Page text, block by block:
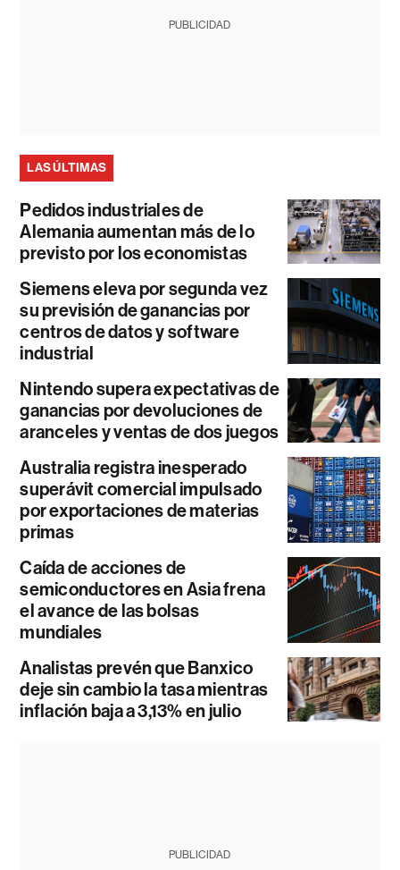
PUBLICIDAD
LAS ÚLTIMAS
Pedidos industriales de
Alemania aumentan más de lo
previsto por los economistas
Siemens eleva por segunda vez
su previsión de ganancias por
centros de datos y software
industrial
Nintendo supera expectativas de
ganancias por devoluciones de
aranceles y ventas de dos juegos
Australia registra inesperado
superávit comercial impulsado
por exportaciones de materias
primas
Caída de acciones de
semiconductores en Asia frena
el avance de las bolsas
mundiales
Analistas prevén que Banxico
deje sin cambio la tasa mientras
inflación baja a 3,13% en julio
PUBLICIDAD